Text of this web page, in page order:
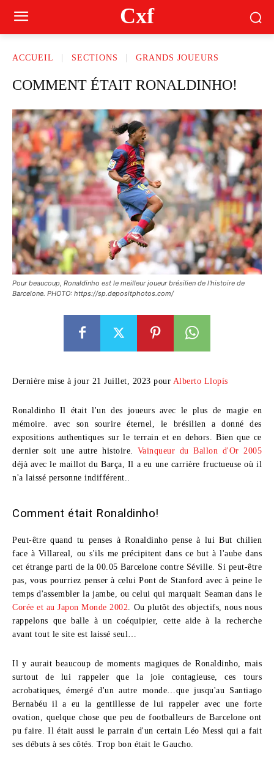
Cxf
ACCUEIL SECTIONS GRANDS JOUEURS
COMMENT ÉTAIT RONALDINHO!
Pour beaucoup, Ronaldinho est le meilleur joueur brésilien de l'histoire de
Barcelone. PHOTO: https://sp.depositphotos.com/
Dernière mise à jour 21 Juillet, 2023 pour Alberto Llopís
Ronaldinho Il était l'un des joueurs avec le plus de magie en
mémoire. avec son sourire éternel, le brésilien a donné des
expositions authentiques sur le terrain et en dehors. Bien que ce
dernier soit une autre histoire. Vainqueur du Ballon d'Or 2005
déjà avec le maillot du Barça, Il a eu une carrière fructueuse où il
n'a laissé personne indifférent..
Comment était Ronaldinho!
Peut-être quand tu penses à Ronaldinho pense à luiBut chilien
face à Villareal
, ou s'ils me précipitent dans ce but à l'aube dans
cet étrange parti de la 00.05 Barcelone contre Séville . Si peut-être
pas, vous pourriez penser à celui Pont de Stanford avec à peine le
temps d'assembler la jambe, ou celui qui marquait Seaman dans le
Corée et au Japon Monde 2002 . Ou plutôt des objectifs, nous nous
rappelons que balle à un coéquipier, cette aide à la recherche
avant tout le site est laissé seul…
Il y aurait beaucoup de moments magiques deRonaldinho , mais
surtout de lui rappeler que la joie contagieuse, ces tours
acrobatiques, émergé d'un autre monde…que jusqu'au Santiago
Bernabéu il a eu la gentillesse de lui rappeler avec une forte
ovation, quelque chose que peu de footballeurs de Barcelone ont
pu faire. Il était aussi le parrain d'un certainLéo Messi qui a fait
ses débuts à ses côtés. Trop bon était le Gaucho.